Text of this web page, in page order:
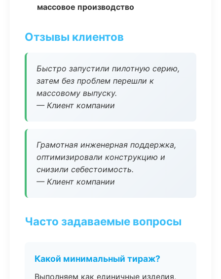
массовое производство
Отзывы клиентов
Быстро запустили пилотную серию,
затем без проблем перешли к
массовому выпуску.
— Клиент компании
Грамотная инженерная поддержка,
оптимизировали конструкцию и
снизили себестоимость.
— Клиент компании
Часто задаваемые вопросы
Какой минимальный тираж?
Выполняем как единичные изделия,